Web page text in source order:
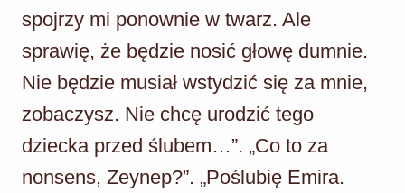
spojrzy mi ponownie w twarz. Ale
sprawię, że będzie nosić głowę dumnie.
Nie będzie musiał wstydzić się za mnie,
zobaczysz. Nie chcę urodzić tego
dziecka przed ślubem…”. „Co to za
nonsens, Zeynep?”. „Poślubię Emira.